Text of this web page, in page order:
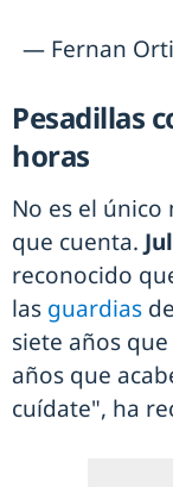
— Fernan
Pesadillas
horas
No es el
que cuenta.
reconocido
las guardias
siete años que
años que
cuídate", ha